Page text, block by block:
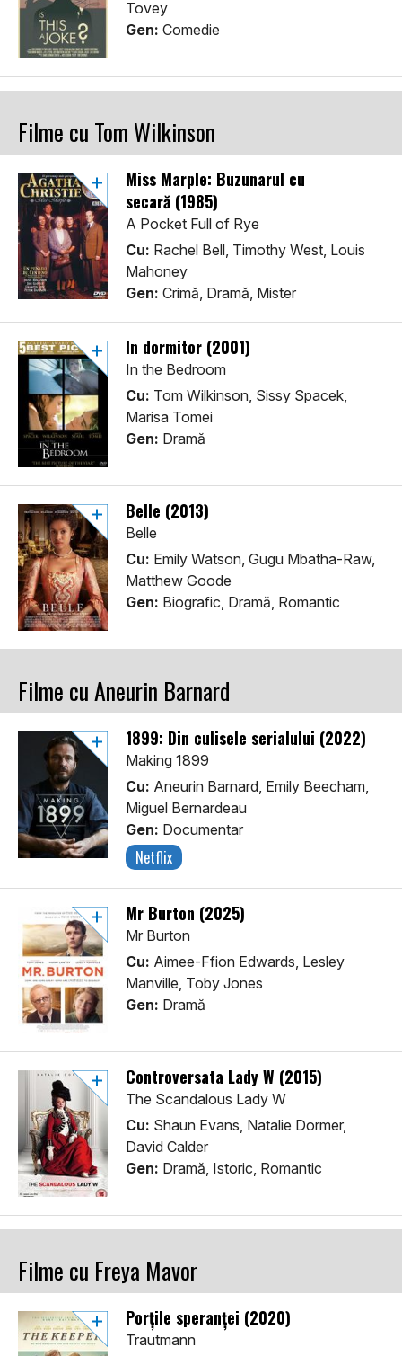
Tovey
Gen: Comedie
Filme cu Tom Wilkinson
Miss Marple: Buzunarul cu
secară (1985)
A Pocket Full of Rye
Cu: Rachel Bell, Timothy West, Louis
Mahoney
Gen: Crimă, Dramă, Mister
In dormitor (2001)
In the Bedroom
Cu: Tom Wilkinson, Sissy Spacek,
Marisa Tomei
Gen: Dramă
Belle (2013)
Belle
Cu: Emily Watson, Gugu Mbatha-Raw,
Matthew Goode
Gen: Biografic, Dramă, Romantic
Filme cu Aneurin Barnard
1899: Din culisele serialului (2022)
Making 1899
Cu: Aneurin Barnard, Emily Beecham,
Miguel Bernardeau
Gen: Documentar
Netflix
Mr Burton (2025)
Mr Burton
Cu: Aimee-Ffion Edwards, Lesley
Manville, Toby Jones
Gen: Dramă
Controversata Lady W (2015)
The Scandalous Lady W
Cu: Shaun Evans, Natalie Dormer,
David Calder
Gen: Dramă, Istoric, Romantic
Filme cu Freya Mavor
Porţile speranţei (2020)
Trautmann